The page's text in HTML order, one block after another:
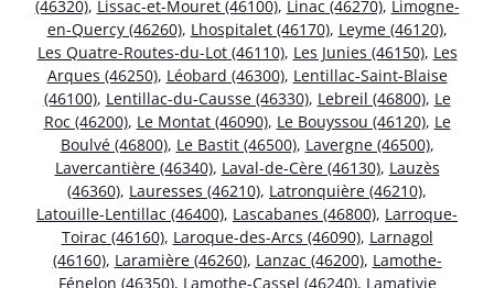
(46320), Lissac-et-Mouret (46100), Linac (46270), Limogne-
en-Quercy (46260), Lhospitalet (46170), Leyme (46120),
Les Quatre-Routes-du-Lot (46110), Les Junies (46150), Les
Arques (46250), Léobard (46300), Lentillac-Saint-Blaise
(46100), Lentillac-du-Causse (46330), Lebreil (46800), Le
Roc (46200), Le Montat (46090), Le Bouyssou (46120), Le
Boulvé (46800), Le Bastit (46500), Lavergne (46500),
Lavercantière (46340), Laval-de-Cère (46130), Lauzès
(46360), Lauresses (46210), Latronquière (46210),
Latouille-Lentillac (46400), Lascabanes (46800), Larroque-
Toirac (46160), Laroque-des-Arcs (46090), Larnagol
(46160), Laramière (46260), Lanzac (46200), Lamothe-
Fénelon (46350), Lamothe-Cassel (46240), Lamativie